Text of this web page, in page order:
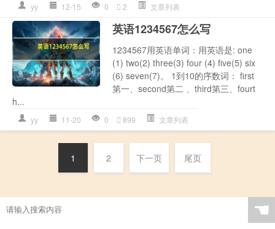
yy 12-15 0 2 文章列表
英语1234567怎么写
1234567用英语单词：用英语是: one
(1) two(2) three(3) four (4) five(5) six
(6) seven(7)。 1到10的序数词： first
第一、second第二 、third第三、fourt
h...
yy 11-20 0 899 文章列表
1 2 下一页 尾页
☚